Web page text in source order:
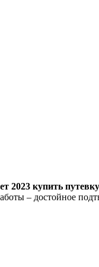
2023 купить
– достойное